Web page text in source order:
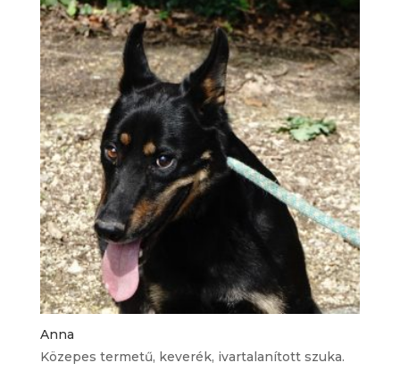
Anna
Közepes termetű, keverék, ivartalanított szuka.